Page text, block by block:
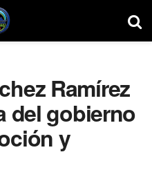
Ramírez
del gobierno
y